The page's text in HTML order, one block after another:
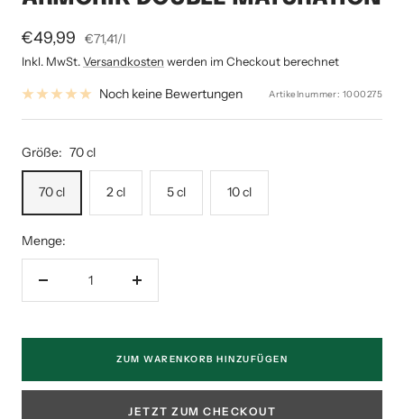
Angebotspreis
€49,99 €71,41/l
Inkl. MwSt.Versandkosten werden im Checkout berechnet
Noch keine Bewertungen Artikelnummer: 1000275
Größe: 70 cl
70 cl 2 cl 5 cl 10 cl
Menge:
Menge
ZUM WARENKORB HINZUFÜGEN
JETZT ZUM CHECKOUT